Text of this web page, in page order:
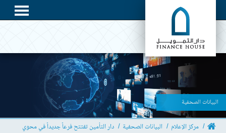
البيانات الصحفية
مركز الإعلام البيانات الصحفية
دار التأمين تفتتح فرعاً جديداً في محوي